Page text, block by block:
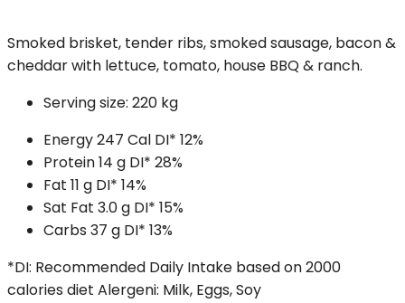
Smoked brisket, tender ribs, smoked sausage, bacon &
cheddar with lettuce, tomato, house BBQ & ranch.
Serving size: 220 kg
Energy247 Cal DI* 12%
Protein14 g DI* 28%
Fat 11 g DI* 14%
Sat Fat 3.0 g DI* 15%
Carbs 37 g DI* 13%
*DI: Recommended Daily Intake based on 2000
calories diet Alergeni: Milk, Eggs, Soy